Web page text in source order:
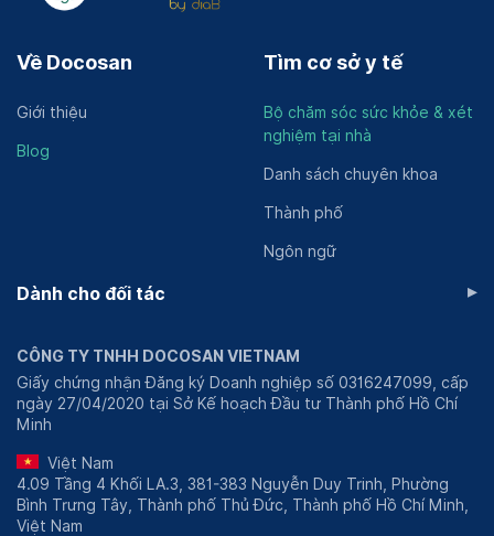
Về Docosan
Giới thiệu
Blog
Tìm cơ sở y tế
Bộ chăm sóc sức khỏe & xét
nghiệm tại nhà
Danh sách chuyên khoa
Thành phố
Ngôn ngữ
Dành cho đối tác ▸
CÔNG TY TNHH DOCOSAN VIETNAM
Giấy chứng nhận Đăng ký Doanh nghiệp số 0316247099, cấp
ngày 27/04/2020 tại Sở Kế hoạch Đầu tư Thành phố Hồ Chí
Minh
Việt Nam
4.09 Tầng 4 Khối LA.3, 381-383 Nguyễn Duy Trinh, Phường
Bình Trưng Tây, Thành phố Thủ Đức, Thành phố Hồ Chí Minh,
Việt Nam